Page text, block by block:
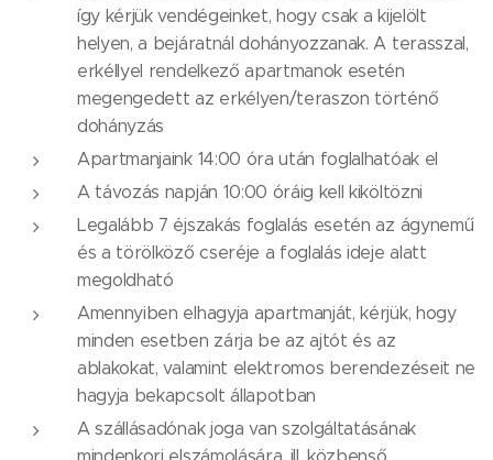
így kérjük vendégeinket, hogy csak a kijelölt
helyen, a bejáratnál dohányozzanak. A terasszal,
erkéllyel rendelkező apartmanok esetén
megengedett az erkélyen/teraszon történő
dohányzás
Apartmanjaink 14:00 óra után foglalhatóak el
A távozás napján 10:00 óráig kell kiköltözni
Legalább 7 éjszakás foglalás esetén az ágynemű
és a törölköző cseréje a foglalás ideje alatt
megoldható
Amennyiben elhagyja apartmanját, kérjük, hogy
minden esetben zárja be az ajtót és az
ablakokat, valamint elektromos berendezéseit ne
hagyja bekapcsolt állapotban
A szállásadónak joga van szolgáltatásának